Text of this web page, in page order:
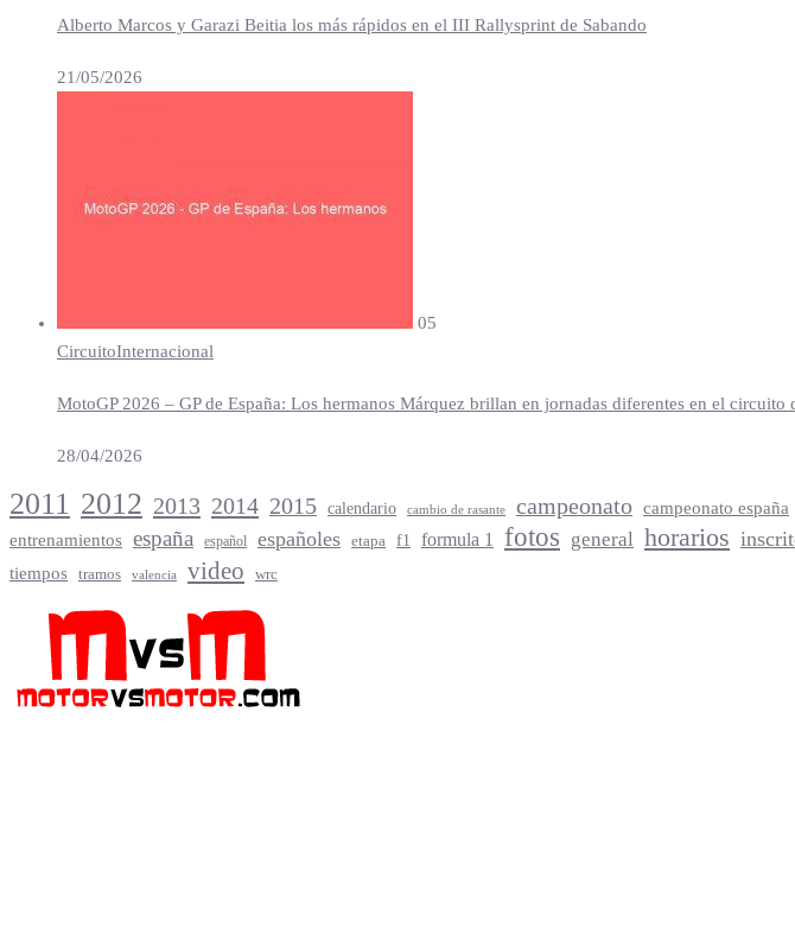
Alberto Marcos y Garazi Beitia los más rápidos en el III Rallysprint de Sabando
21/05/2026
05
CircuitoInternacional
MotoGP 2026 – GP de España: Los hermanos Márquez brillan en jornadas diferentes en el
28/04/2026
2011 2012 2013 2014 2015 calendario cambio de rasante campeonato campeonato españa
entrenamientos españa español españoles etapa f1 formula 1 fotos general horarios
tiempos tramos valencia video wrc